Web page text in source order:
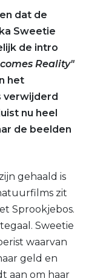
dat de
Sweetie
de intro
Reality"
het
verwijderd
nu heel
de beelden
gehaald is
zit
Sprookjebos.
Sweetie
waarvan
geld en
aan om haar